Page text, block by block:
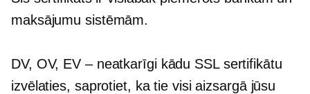
maksājumu sistēmām.
DV, OV, EV – neatkarīgikādu SSL sertifikātu
izvēlaties, saprotiet, ka tie visi aizsargā jūsu